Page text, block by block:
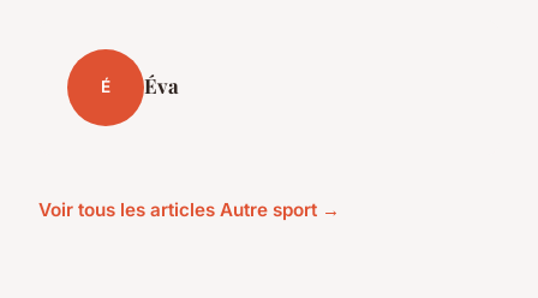
É Éva
Voir tous les articles Autre sport →